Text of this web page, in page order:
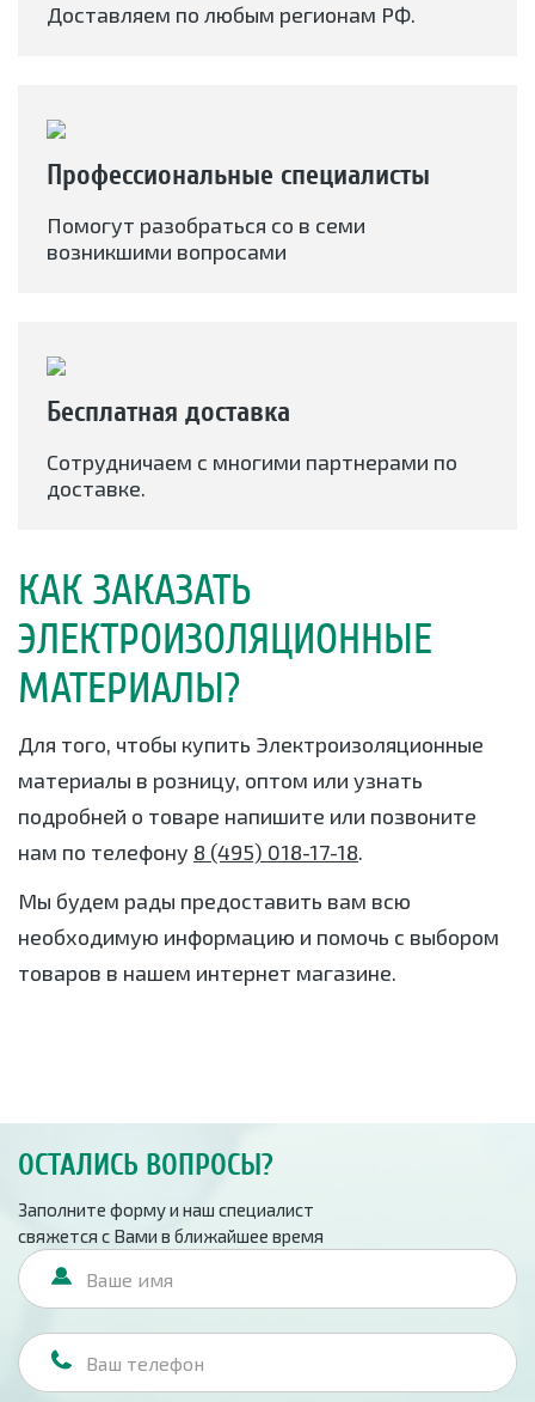
Доставляем по любым регионам РФ.
Профессиональные специалисты
Помогут разобраться со в семи
возникшими вопросами
Бесплатная доставка
Сотрудничаем с многими партнерами по
доставке.
КАК ЗАКАЗАТЬ
ЭЛЕКТРОИЗОЛЯЦИОННЫЕ
МАТЕРИАЛЫ?
Для того, чтобы купить Электроизоляционные
материалы в розницу, оптом или узнать
подробней о товаре напишите или позвоните
нам по телефону 8 (495) 018-17-18.
Мы будем рады предоставить вам всю
необходимую информацию и помочь с выбором
товаров в нашем интернет магазине.
ОСТАЛИСЬ ВОПРОСЫ?
Заполните форму и наш специалист
свяжется с Вами в ближайшее время